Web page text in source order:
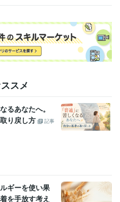
スメ
るあなたへ。
り戻し方
記事
ギーを使い果
を手放す考え